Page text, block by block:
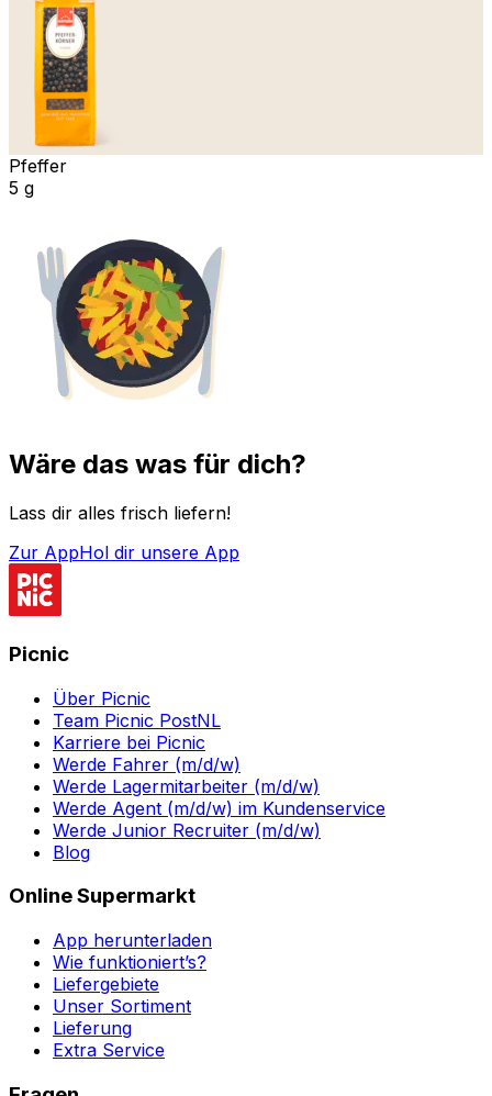
Pfeffer
5 g
Wäre das was für dich?
Lass dir alles frisch liefern!
Zur AppHol dir unsere App
Picnic
Über Picnic
Team Picnic PostNL
Karriere bei Picnic
Werde Fahrer (m/d/w)
Werde Lagermitarbeiter (m/d/w)
Werde Agent (m/d/w) im Kundenservice
Werde Junior Recruiter (m/d/w)
Blog
Online Supermarkt
App herunterladen
Wie funktioniert’s?
Liefergebiete
Unser Sortiment
Lieferung
Extra Service